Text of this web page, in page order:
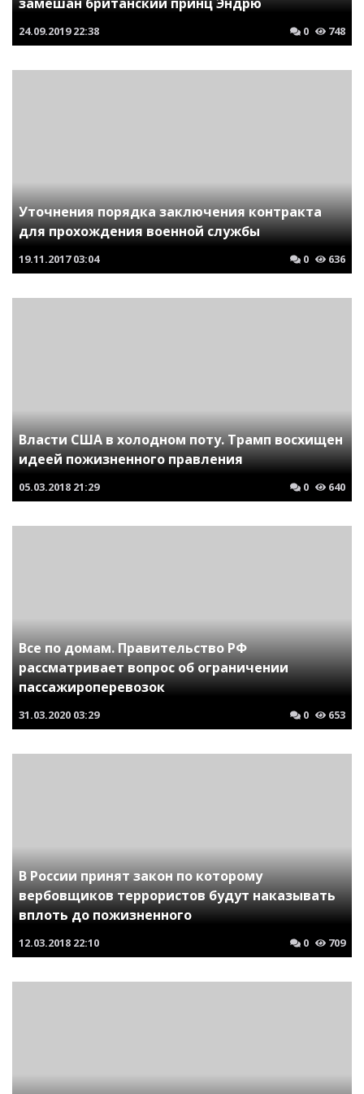
24.09.2019 22:38 0 748
Уточнения порядка заключения контракта
для прохождения военной службы
19.11.2017 03:04 0 636
Власти США в холодном поту. Трамп восхищен
идеей пожизненного правления
05.03.2018 21:29 0 640
Все по домам. Правительство РФ
рассматривает вопрос об ограничении
пассажироперевозок
31.03.2020 03:29 0 653
В России принят закон по которому
вербовщиков террористов будут наказывать
вплоть до пожизненного
12.03.2018 22:10 0 709